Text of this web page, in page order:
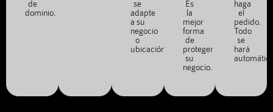
de
dominio.
se
adapte
a su
negocio
o
ubicación.
Es
la
mejor
forma
de
proteger
su
negocio.
haga
el
pedido.
Todo
se
hará